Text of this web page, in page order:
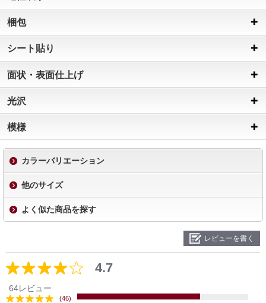
梱包
シート貼り
面状・表面仕上げ
光沢
模様
カラーバリエーション
他のサイズ
よく似た商品を探す
レビューを書く
4.7
64レビュー
(46)